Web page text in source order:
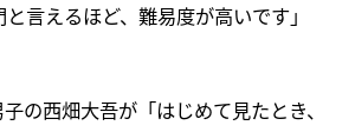
言えるほど、難易度が高いです」
の西畑大吾が「はじめて見たとき、